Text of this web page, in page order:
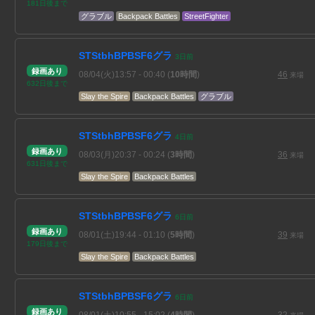
181 日 後 まで
グラブル Backpack Battles StreetFighter
録画あり
632 日 後 まで
STStbhBPBSF6グラ 3 日 前
08/04(火)13:57 - 00:40 (10時間) 46 来場
Slay the Spire Backpack Battles グラブル
録画あり
631 日 後 まで
STStbhBPBSF6グラ 4 日 前
08/03(月)20:37 - 00:24 (3時間) 36 来場
Slay the Spire Backpack Battles
録画あり
179 日 後 まで
STStbhBPBSF6グラ 6 日 前
08/01(土)19:44 - 01:10 (5時間) 39 来場
Slay the Spire Backpack Battles
録画あり
STStbhBPBSF6グラ 6 日 前